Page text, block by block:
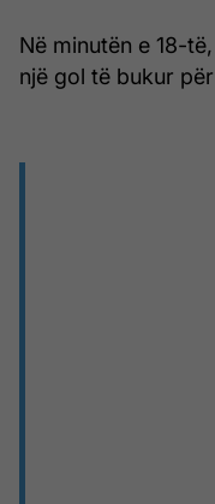
Në minutën e 18-
një gol të bukur